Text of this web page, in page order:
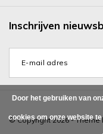
Inschrijven
© Copyright 2026 - Theme
Door het gebruiken van
cookies om onze website